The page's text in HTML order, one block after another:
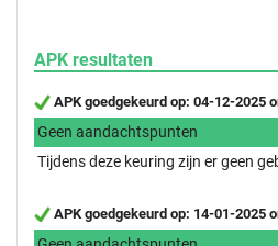
APK resultaten
APK goedgekeurd op: 04-12-2025
Geen aandachtspunten
Tijdens deze keuring zijn er geen
APK goedgekeurd op: 14-01-2025